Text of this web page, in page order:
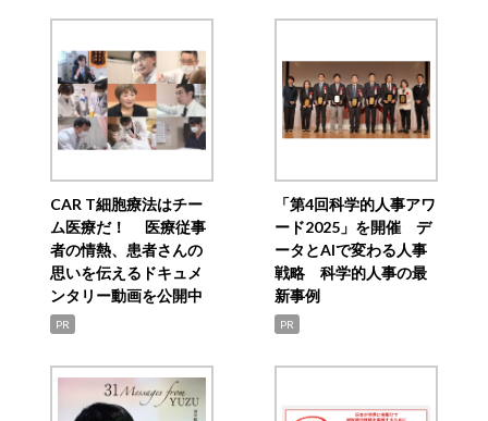
CAR T細胞療法はチー
ム医療だ！ 医療従事
者の情熱、患者さんの
思いを伝えるドキュメ
ンタリー動画を公開中
PR
「第4回科学的人事アワ
ード2025」を開催 デ
ータとAIで変わる人事
戦略 科学的人事の最
新事例
PR